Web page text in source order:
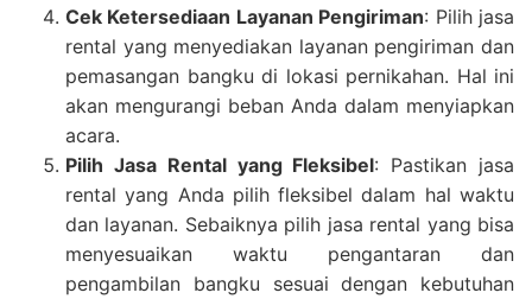
Cek Ketersediaan Layanan Pengiriman: Pilih jasa
rental yang menyediakan layanan pengiriman dan
pemasangan bangku di lokasi pernikahan. Hal ini
akan mengurangi beban Anda dalam menyiapkan
acara.
Pilih Jasa Rental yang Fleksibel: Pastikan jasa
rental yang Anda pilih fleksibel dalam hal waktu
dan layanan. Sebaiknya pilih jasa rental yang bisa
menyesuaikan waktu pengantaran dan
pengambilan bangku sesuai dengan kebutuhan